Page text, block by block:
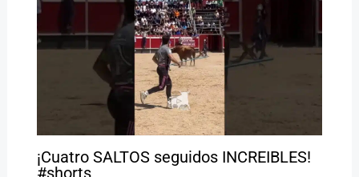
¡Cuatro SALTOS seguidos INCREIBLES!